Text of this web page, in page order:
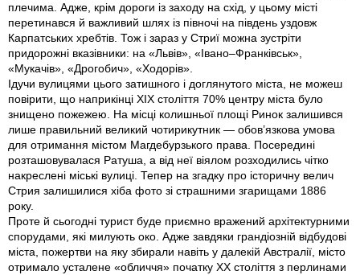
плечима. Адже, крім дороги із заходу на схід, у цьому місті
перетинався й важливий шлях із півночі на південь уздовж
Карпатських хребтів. Тож і зараз у Стриї можна зустріти
придорожні вказівники: на «Львів», «Івано–Франківськ»,
«Мукачів», «Дрогобич», «Ходорів».
Ідучи вулицями цього затишного і доглянутого міста, не можеш
повірити, що наприкінці ХІХ століття 70% центру міста було
знищено пожежею. На місці колишньої площі Ринок залишився
лише правильний великий чотирикутник — обов’язкова умова
для отримання містом Магдебурзького права. Посередині
розташовувалася Ратуша, а від неї віялом розходились чітко
накреслені міські вулиці. Тепер на згадку про історичну велич
Стрия залишилися хіба фото зі страшними згарищами 1886
року.
Проте й сьогодні турист буде приємно вражений архітектурними
спорудами, які милують око. Адже завдяки грандіозній відбудові
міста, пожертви на яку збирали навіть у далекій Австралії, місто
отримало усталене «обличчя» початку ХХ століття з перлинами